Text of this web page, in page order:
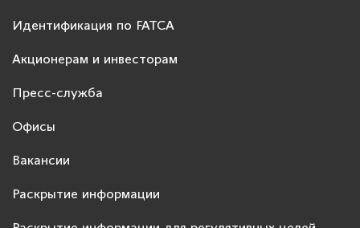
Идентификация по FATCA
Акционерам и инвесторам
Пресс-служба
Офисы
Вакансии
Раскрытие информации